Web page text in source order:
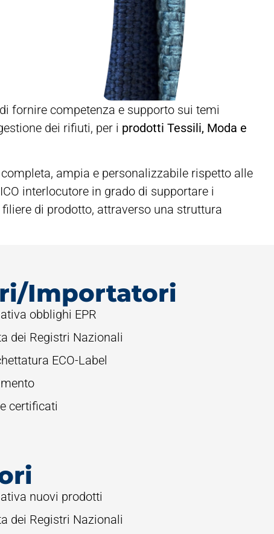
fornire competenza e supporto sui temi
dei rifiuti, per i prodotti Tessili, Moda e
ampia e personalizzabile rispetto alle
interlocutore in grado di supportare i
di prodotto, attraverso una struttura
Importatori
obblighi EPR
dei Registri Nazionali
ECO-Label
certificati
nuovi prodotti
dei Registri Nazionali